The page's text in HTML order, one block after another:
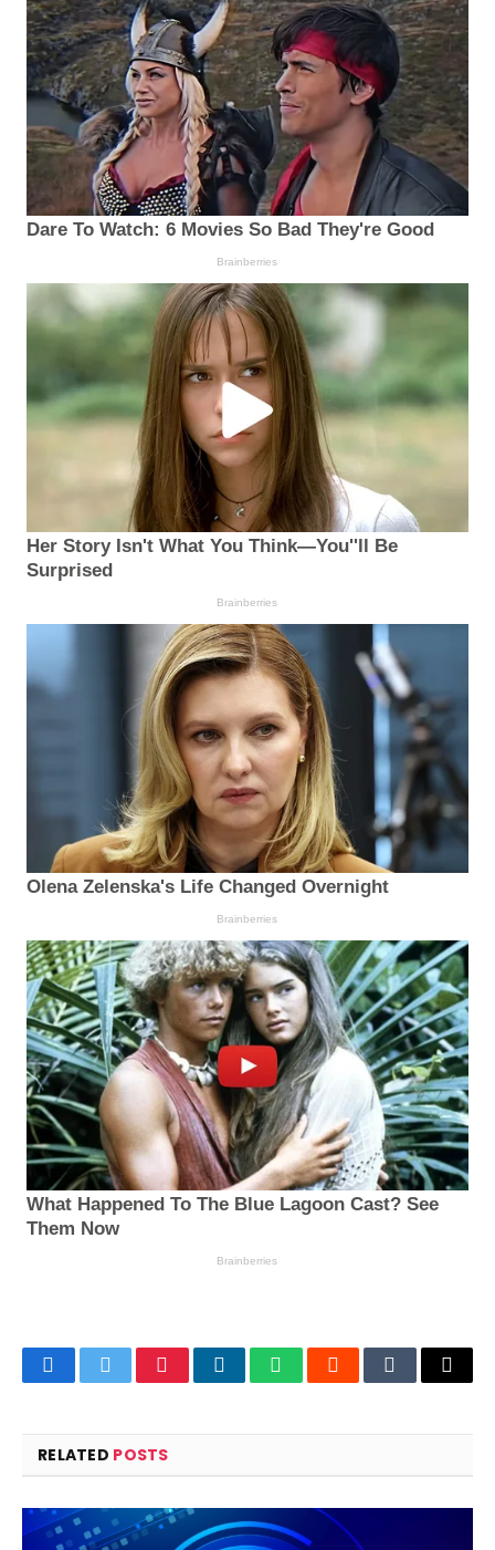
FacebookTwitterPinterestLinkedInWhatsAppRedditTumblrEmail
RELATED POSTS